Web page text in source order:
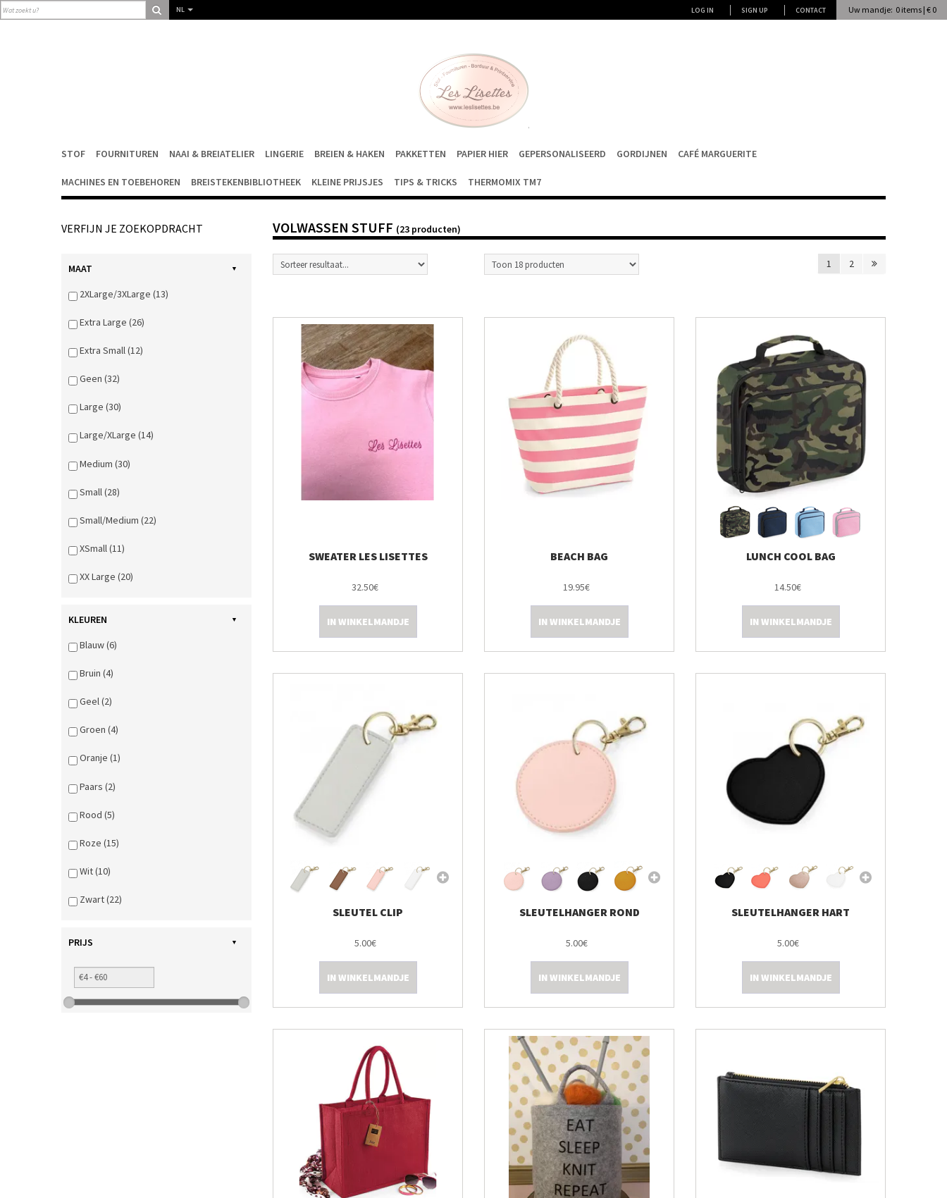
NL Uw mandje: 0 items | € 0
LOG IN SIGN UP CONTACT
STOF FOURNITUREN NAAI & BREIATELIER LINGERIE BREIEN & HAKEN PAKKETTEN PAPIER HIER GEPERSONALISEERD GORDIJNEN CAFÉ MARGUERITE
MACHINES EN TOEBEHOREN BREISTEKENBIBLIOTHEEK KLEINE PRIJSJES TIPS & TRICKS THERMOMIX TM7
VERFIJN JE ZOEKOPDRACHT
MAAT
2XLarge/3XLarge (13)
Extra Large (26)
Extra Small (12)
Geen (32)
Large (30)
Large/XLarge (14)
Medium (30)
Small (28)
Small/Medium (22)
XSmall (11)
XX Large (20)
KLEUREN
Blauw (6)
Bruin (4)
Geel (2)
Groen (4)
Oranje (1)
Paars (2)
Rood (5)
Roze (15)
Wit (10)
Zwart (22)
PRIJS
VOLWASSEN STUFF (23 producten)
1 2
SWEATER LES LISETTES
32.50€
IN WINKELMANDJE
BEACH BAG
19.95€
IN WINKELMANDJE
LUNCH COOL BAG
14.50€
IN WINKELMANDJE
SLEUTEL CLIP
5.00€
IN WINKELMANDJE
SLEUTELHANGER ROND
5.00€
IN WINKELMANDJE
SLEUTELHANGER HART
5.00€
IN WINKELMANDJE